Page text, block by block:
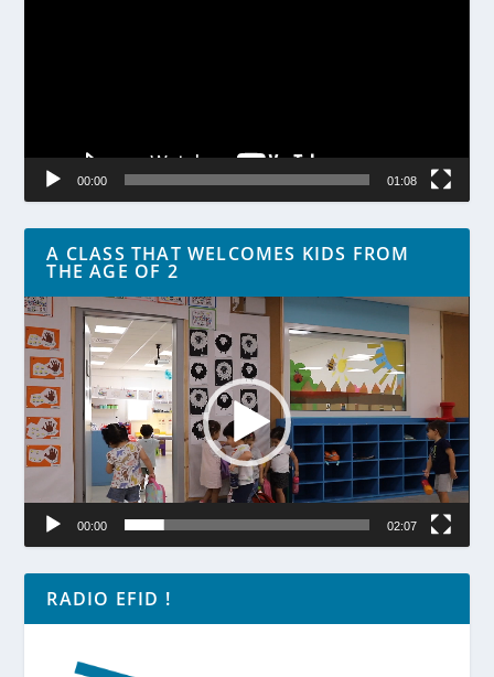
00:00 01:08
A CLASS THAT WELCOMES KIDS FROM
THE AGE OF 2
Lecteur
vidéo
00:00 02:07
RADIO EFID !